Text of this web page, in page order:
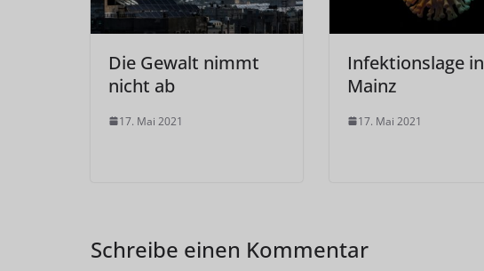
Die Gewalt nimmt
nicht ab
17. Mai 2021
Infektionslage in
Mainz
17. Mai 2021
Schreibe einen Kommentar